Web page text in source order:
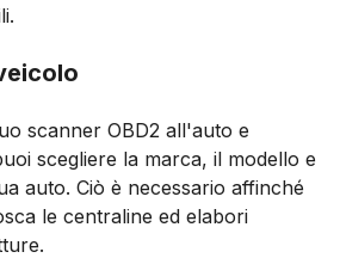
scanner OBD2 all'auto e
scegliere la marca, il modello e
auto. Ciò è necessario affinché
le centraline ed elabori